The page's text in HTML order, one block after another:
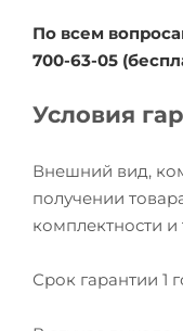
По всем
700-63-05
Условия
Внешний вид,
получении
комплектности
Срок гарантии 1